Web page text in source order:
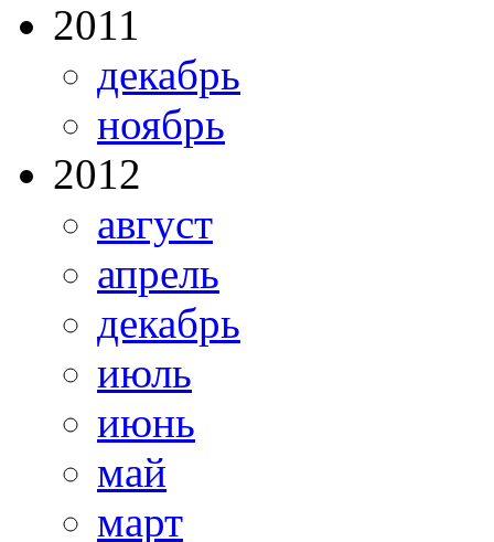
2011
декабрь
ноябрь
2012
август
апрель
декабрь
июль
июнь
май
март